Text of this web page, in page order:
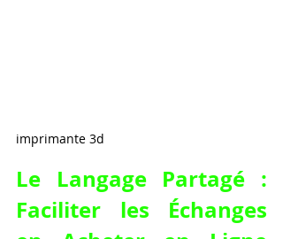
imprimante 3d
Le Langage Partagé :
Faciliter les Échanges